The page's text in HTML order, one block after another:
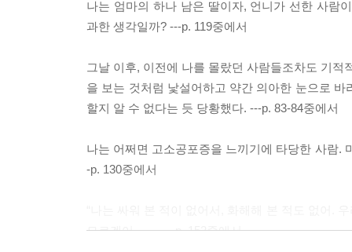
나는 엄마의 하나 남은 딸이자, 언니가 선한 사람
과한 생각일까? ---p. 119중에서
그날 이후, 이전에 나를 몰랐던 사람들조차도 기
을 보는 것처럼 낯설어하고 약간 의아한 눈으로
할지 알 수 없다는 듯 당황했다. ---p. 83-84중에서
나는 어쩌면 고소공포증을 느끼기에 타당한 사람.
-p. 130중에서
모르겠어……. ---p. 152중에서